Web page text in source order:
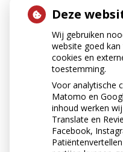
Neem
074-
Stuur
Deze
Wij gebruiken
website goed
cookies en
toestemming.
Voor analytische
Matomo en
inhoud werken
Translate en
Facebook,